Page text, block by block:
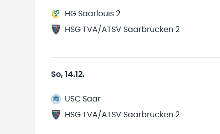
HG Saarlouis 2
HSG TVA/ATSV Saarbrücken 2
So, 14.12.
USC Saar
HSG TVA/ATSV Saarbrücken 2